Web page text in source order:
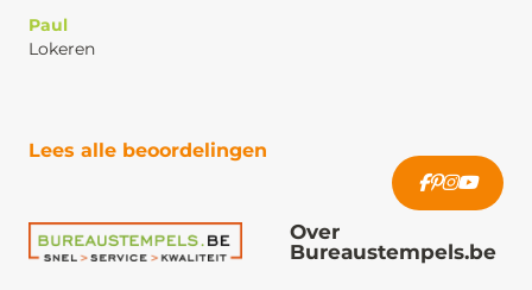
Paul
Lokeren
Lees alle beoordelingen
Over
Bureaustempels.be